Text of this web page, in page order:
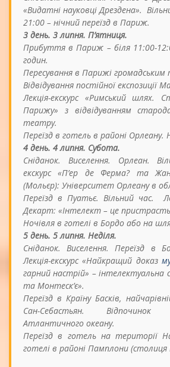
«Видатні науковці Дрездена».
21:00 – нічний переїзд в Париж.
3 день. 3 липня. П’ятниця.
Прибуття в Париж – біля 11:00-
годин.
Пересування в Парижі
Відвідування постійної експозиції
Лекція-екскурс «Римський шлях.
Парижу» з відвідуванням
театру.
Переїзд в готель в районі Орлеану.
4 день. 4 липня. Субота.
Сніданок. Виселення. Орлеан.
екскурс «П’ер де Ферма?та Жан
(Мольєр): Університет Орлеану в
Переїзд в Пуатьє. Вільний час.
Декарт: «Інтелект – це
Ночівля в готелі в Бордо або на
5 день. 5 липня. Неділя.
Сніданок. Виселення. Переїзд в
Лекція-екскурс «Найкращий доказ
гарний настрій» –
та Монтеск’є».
Переїзд в Країну Басків,
Сан-Себастьян.
Атлантичного океану.
Переїзд в готель на території
готелі в районі Памплони (столиця